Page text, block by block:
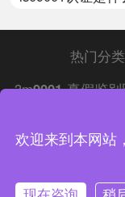
热门分类
3m9001 真假鉴
就等于给了客户
中证集团体
渝公网安备
欢迎来到本网站